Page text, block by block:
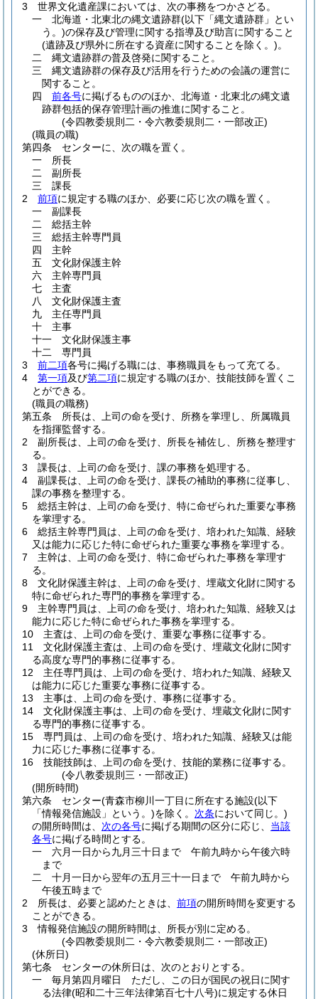
3
世界文化遺産課においては、次の事務をつかさどる。
一
北海道・北東北の縄文遺跡群(以下「縄文遺跡群」とい
う。)の保存及び管理に関する指導及び助言に関すること
(遺跡及び県外に所在する資産に関することを除く。)。
二
縄文遺跡群の普及啓発に関すること。
三
縄文遺跡群の保存及び活用を行うための会議の運営に
関すること。
四
前各号に掲げるもののほか、北海道・北東北の縄文遺
跡群包括的保存管理計画の推進に関すること。
(令四教委規則二・令六教委規則二・一部改正)
(職員の職)
第四条
センターに、次の職を置く。
一
所長
二
副所長
三
課長
2
前項に規定する職のほか、必要に応じ次の職を置く。
一
副課長
二
総括主幹
三
総括主幹専門員
四
主幹
五
文化財保護主幹
六
主幹専門員
七
主査
八
文化財保護主査
九
主任専門員
十
主事
十一
文化財保護主事
十二
専門員
3
前二項各号に掲げる職には、事務職員をもって充てる。
4
第一項及び第二項に規定する職のほか、技能技師を置くこ
とができる。
(職員の職務)
第五条
所長は、上司の命を受け、所務を掌理し、所属職員
を指揮監督する。
2
副所長は、上司の命を受け、所長を補佐し、所務を整理す
る。
3
課長は、上司の命を受け、課の事務を処理する。
4
副課長は、上司の命を受け、課長の補助的事務に従事し、
課の事務を整理する。
5
総括主幹は、上司の命を受け、特に命ぜられた重要な事務
を掌理する。
6
総括主幹専門員は、上司の命を受け、培われた知識、経験
又は能力に応じた特に命ぜられた重要な事務を掌理する。
7
主幹は、上司の命を受け、特に命ぜられた事務を掌理す
る。
8
文化財保護主幹は、上司の命を受け、埋蔵文化財に関する
特に命ぜられた専門的事務を掌理する。
9
主幹専門員は、上司の命を受け、培われた知識、経験又は
能力に応じた特に命ぜられた事務を掌理する。
10
主査は、上司の命を受け、重要な事務に従事する。
11
文化財保護主査は、上司の命を受け、埋蔵文化財に関す
る高度な専門的事務に従事する。
12
主任専門員は、上司の命を受け、培われた知識、経験又
は能力に応じた重要な事務に従事する。
13
主事は、上司の命を受け、事務に従事する。
14
文化財保護主事は、上司の命を受け、埋蔵文化財に関す
る専門的事務に従事する。
15
専門員は、上司の命を受け、培われた知識、経験又は能
力に応じた事務に従事する。
16
技能技師は、上司の命を受け、技能的業務に従事する。
(令八教委規則三・一部改正)
(開所時間)
第六条
センター(青森市柳川一丁目に所在する施設(以下
「情報発信施設」という。)を除く。 次条において同じ。)
の開所時間は、 次の各号に掲げる期間の区分に応じ、 当該
各号に掲げる時間とする。
一
六月一日から九月三十日まで 午前九時から午後六時
まで
二
十月一日から翌年の五月三十一日まで 午前九時から
午後五時まで
2
所長は、必要と認めたときは、 前項の開所時間を変更する
ことができる。
3
情報発信施設の開所時間は、所長が別に定める。
(令四教委規則二・令六教委規則二・一部改正)
(休所日)
第七条
センターの休所日は、次のとおりとする。
一
毎月第四月曜日 ただし、この日が国民の祝日に関す
る法律(昭和二十三年法律第百七十八号)に規定する休日